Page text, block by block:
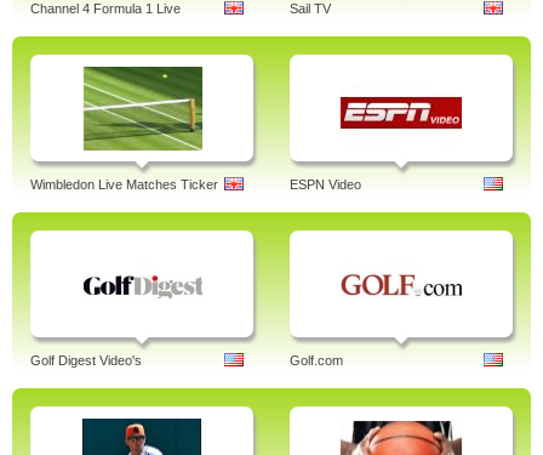
Channel 4 Formula 1 Live Sail TV
Wimbledon Live Matches Ticker ESPN Video
Golf Digest Video's Golf.com